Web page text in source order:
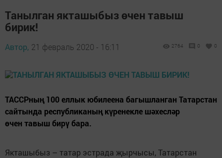
Танылган якташыбыз өчен тавыш
бирик!
Автор, 21 февраль 2020 - 16:11 2764 0 0
ТАССРның 100 еллык юбилеена багышланган Татарстан
сайтында республиканың күренекле шәхесләр
өчен тавыш бирү бара.
Якташыбыз – татар эстрада җырчысы, Татарстан